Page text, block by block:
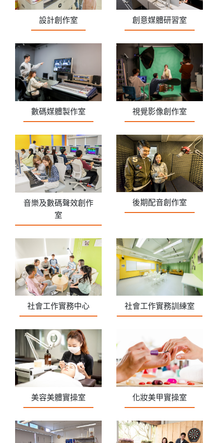
設計創作室 創意媒體研習室
數碼媒體製作室 視覺影像創作室
音樂及數碼聲效創作
室
後期配音創作室
社會工作實務中心 社會工作實務訓練室
美容美體實操室 化妝美甲實操室